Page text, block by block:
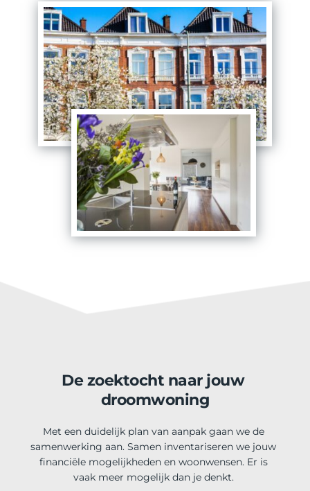
De zoektocht naar jouw
droomwoning
Met een duidelijk plan van aanpak gaan we de
samenwerking aan. Samen inventariseren we jouw
financiële mogelijkheden en woonwensen. Er is
vaak meer mogelijk dan je denkt.